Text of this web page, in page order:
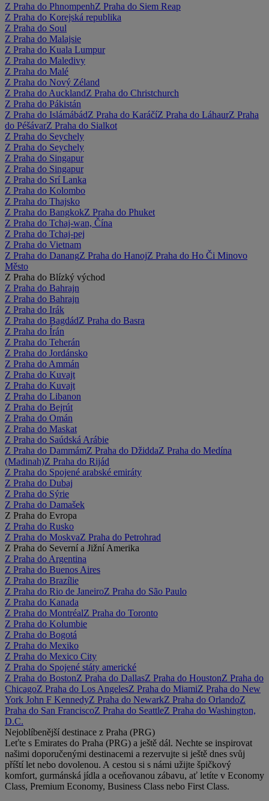
Z Praha do PhnompenhZ Praha do Siem Reap
Z Praha do Korejská republika
Z Praha do Soul
Z Praha do Malajsie
Z Praha do Kuala Lumpur
Z Praha do Maledivy
Z Praha do Malé
Z Praha do Nový Zéland
Z Praha do AucklandZ Praha do Christchurch
Z Praha do Pákistán
Z Praha do IslámábádZ Praha do KaráčíZ Praha do LáhaurZ Praha
do PéšávarZ Praha do Sialkot
Z Praha do Seychely
Z Praha do Seychely
Z Praha do Singapur
Z Praha do Singapur
Z Praha do Srí Lanka
Z Praha do Kolombo
Z Praha do Thajsko
Z Praha do BangkokZ Praha do Phuket
Z Praha do Tchaj-wan, Čína
Z Praha do Tchaj-pej
Z Praha do Vietnam
Z Praha do DanangZ Praha do HanojZ Praha do Ho Či Minovo
Město
Z Praha do Blízký východ
Z Praha do Bahrajn
Z Praha do Bahrajn
Z Praha do Irák
Z Praha do BagdádZ Praha do Basra
Z Praha do Írán
Z Praha do Teherán
Z Praha do Jordánsko
Z Praha do Ammán
Z Praha do Kuvajt
Z Praha do Kuvajt
Z Praha do Libanon
Z Praha do Bejrút
Z Praha do Omán
Z Praha do Maskat
Z Praha do Saúdská Arábie
Z Praha do DammámZ Praha do DžiddaZ Praha do Medína
(Madinah)Z Praha do Rijád
Z Praha do Spojené arabské emiráty
Z Praha do Dubaj
Z Praha do Sýrie
Z Praha do Damašek
Z Praha do Evropa
Z Praha do Rusko
Z Praha do MoskvaZ Praha do Petrohrad
Z Praha do Severní a Jižní Amerika
Z Praha do Argentina
Z Praha do Buenos Aires
Z Praha do Brazílie
Z Praha do Rio de JaneiroZ Praha do São Paulo
Z Praha do Kanada
Z Praha do MontréalZ Praha do Toronto
Z Praha do Kolumbie
Z Praha do Bogotá
Z Praha do Mexiko
Z Praha do Mexico City
Z Praha do Spojené státy americké
Z Praha do BostonZ Praha do DallasZ Praha do HoustonZ Praha do
ChicagoZ Praha do Los AngelesZ Praha do MiamiZ Praha do New
York John F KennedyZ Praha do NewarkZ Praha do OrlandoZ
Praha do San FranciscoZ Praha do SeattleZ Praha do Washington,
D.C.
Nejoblíbenější destinace z Praha (PRG)
Leťte s Emirates do Praha (PRG) a ještě dál. Nechte se inspirovat
našimi doporučenými destinacemi a rezervujte si ještě dnes svůj
příští let nebo dovolenou. A cestou si s námi užijte špičkový
komfort, gurmánská jídla a oceňovanou zábavu, ať letíte v Economy
Class, Premium Economy, Business Class nebo First Class.